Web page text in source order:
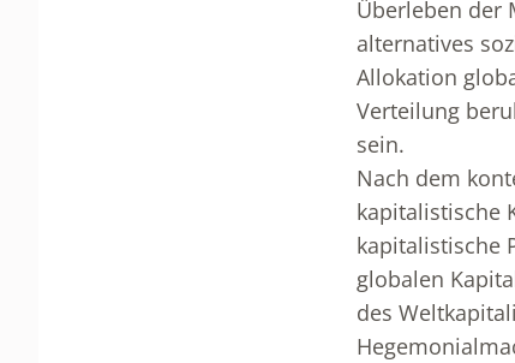
Überleben der
alternatives
Allokation
Verteilung
sein.
Nach dem
kapitalistische
kapitalistische
globalen
des